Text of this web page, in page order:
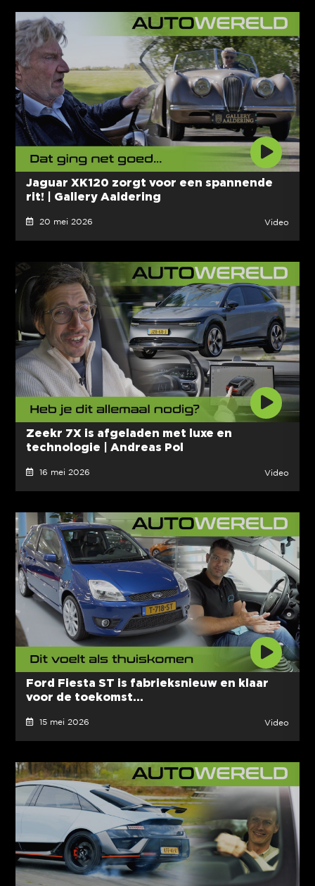
Jaguar XK120 zorgt voor een spannende
rit! | Gallery Aaldering
20 mei 2026 Video
Zeekr 7X is afgeladen met luxe en
technologie | Andreas Pol
16 mei 2026 Video
Ford Fiesta ST is fabrieksnieuw en klaar
voor de toekomst...
15 mei 2026 Video